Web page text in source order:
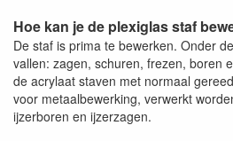
Hoe kan je de plexiglas staf
De staf is prima te bewerken. Onder
vallen: zagen, schuren, frezen, boren
de acrylaat staven met normaal
voor metaalbewerking, verwerkt
ijzerboren en ijzerzagen.